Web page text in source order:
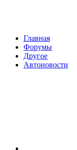
Главная
Форумы
Другое
Автоновости